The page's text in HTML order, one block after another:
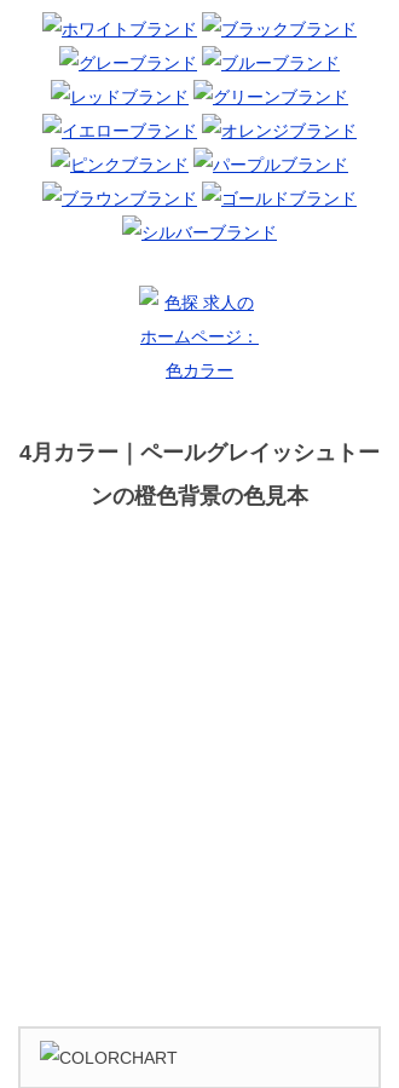
4月カラー｜ペールグレイッシュトー
ンの橙色背景の色見本